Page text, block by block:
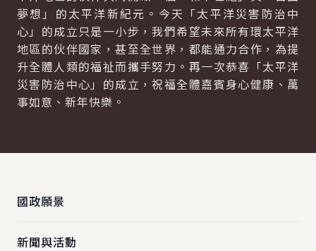
夢想」的太平洋新紀元。今天「太平洋災害防治中
心」的成立只是一小步，我們希望未來所有環太平洋
地區的伙伴國家，甚至全世界，都能通力合作，為提
升全體人類的福祉而攜手努力。再一次恭喜「太平洋
災害防治中心」的成立，祝福全體嘉賓身心健康、萬
事如意、新年快樂。
國政願景
新聞與活動